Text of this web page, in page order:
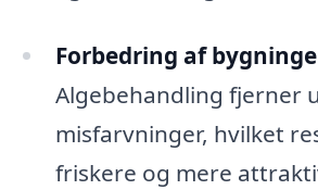
Forbedring af
Algebehandling fjerner
misfarvninger, hvilket
friskere og mere